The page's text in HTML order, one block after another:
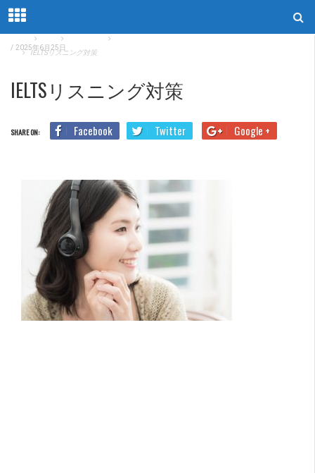
ト
IELTSリスニング対策
/ 2025年6月25日
IELTSリスニング対策
SHARE ON: Facebook Twitter Google +